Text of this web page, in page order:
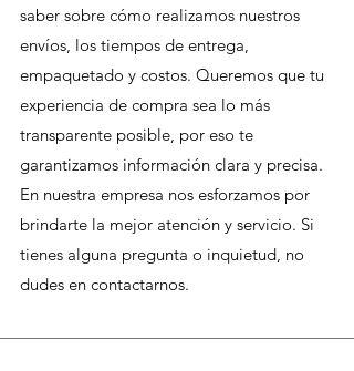
saber sobre cómo realizamos nuestros
envíos, los tiempos de entrega,
empaquetado y costos. Queremos que tu
experiencia de compra sea lo más
transparente posible, por eso te
garantizamos información clara y precisa.
En nuestra empresa nos esforzamos por
brindarte la mejor atención y servicio. Si
tienes alguna pregunta o inquietud, no
dudes en contactarnos.